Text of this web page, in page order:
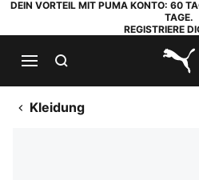
DEIN VORTEIL MIT PUMA KONTO: 60
TAGE.
REGISTRIERE
Kleidung